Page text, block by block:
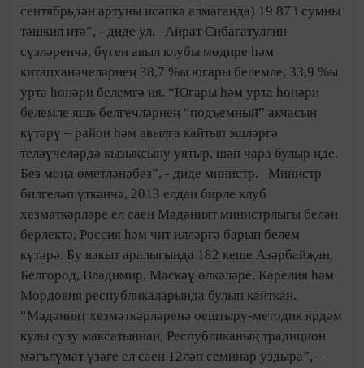
сентябрьдән артуны исәпкә алмаганда) 19 873 сумны
тәшкил итә”, - диде ул. Айрат Сибагатуллин
сүзләренчә, бүген авыл клубы мөдире һәм
китапханәчеләрнең 38,7 %ы югары белемле, 33,9 %ы
урта һөнәри белемгә ия. “Югары һәм урта һөнәри
белемле яшь белгечләрнең “подъемный” акчасын
күтәрү – район һәм авылга кайтып эшләргә
теләүчеләрдә кызыксыну уятыр, шәп чара булыр иде.
Без моңа өметләнәбез”, - диде министр. Министр
билгеләп үткәнчә, 2013 елдан бирле клуб
хезмәткәрләре ел саен Мәдәният министрлыгы белән
берлектә, Россия һәм чит илләргә барып белем
күтәрә. Бу вакыт аралыгында 182 кеше Азәрбайҗан,
Белгород, Владимир, Мәскәү өлкәләре, Карелия һәм
Мордовия республикаларында булып кайткан.
“Мәдәният хезмәткәрләренә оештыру-методик ярдәм
кулы сузу максатыннан, Республиканың традицион
мәгълүмат үзәге ел саен 12ләп семинар уздыра”, –